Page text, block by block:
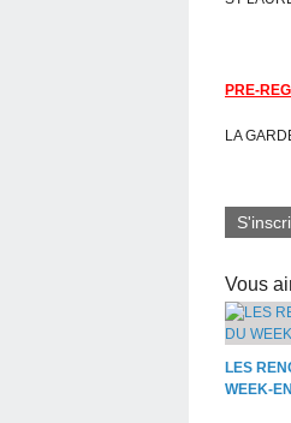
PRE-
LA
Vous
LES
WEEK-